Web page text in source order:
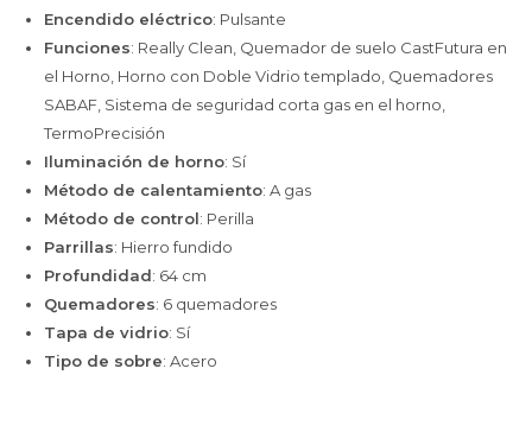
Encendido eléctrico: Pulsante
Funciones: Really Clean, Quemador de suelo CastFutura en
el Horno, Horno con Doble Vidrio templado, Quemadores
SABAF, Sistema de seguridad corta gas en el horno,
TermoPrecisión
Iluminación de horno: Sí
Método de calentamiento: A gas
Método de control: Perilla
Parrillas: Hierro fundido
Profundidad: 64 cm
Quemadores: 6 quemadores
Tapa de vidrio: Sí
Tipo de sobre: Acero